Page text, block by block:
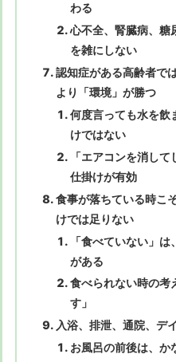
わる
心不全、腎臓病、糖
を雑にしない
認知症がある高齢者で
より「環境」が勝つ
何度言っても水を飲
けではない
「エアコンを消し
仕掛けが有効
食事が落ちている時こ
けでは足りない
「食べていない」
がある
食べられない時の考
す」
入浴、排泄、通院、デ
お風呂の前後は、か